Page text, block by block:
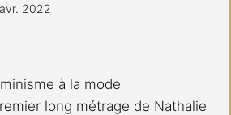
2022
à la mode
long métrage de Nathalie